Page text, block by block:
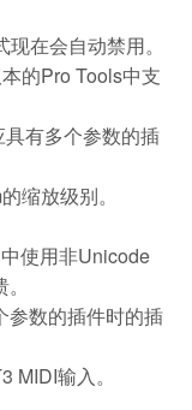
在会自动禁用。
的Pro Tools中支
有多个参数的插
缩放级别。
使用非Unicode
参数的插件时的插
MIDI输入。